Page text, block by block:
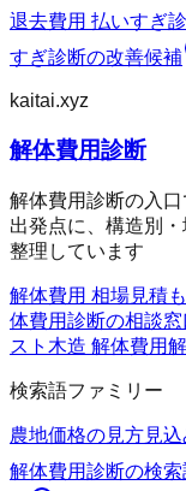
退去費用 払いすぎ
すぎ診断の改善候補
kaitai.xyz
解体費用診断
解体費用診断の入
出発点に、構造別
整理しています
解体費用 相場見積
体費用診断の相談窓
スト 木造 解体費用
検索語ファミリー
農地価格の見方見
解体費用診断の検